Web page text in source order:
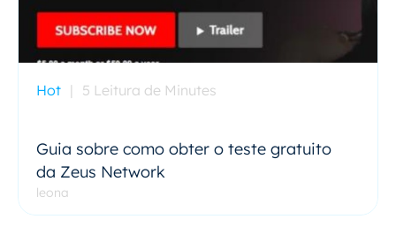
Hot | 5 Leitura de Minutes
Guia sobre como obter o teste gratuito
da Zeus Network
leona